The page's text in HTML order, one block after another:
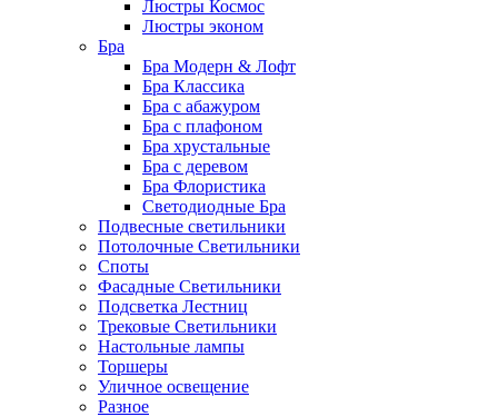
Люстры Космос
Люстры эконом
Бра
Бра Модерн & Лофт
Бра Классика
Бра с абажуром
Бра с плафоном
Бра хрустальные
Бра с деревом
Бра Флористика
Светодиодные Бра
Подвесные светильники
Потолочные Светильники
Споты
Фасадные Светильники
Подсветка Лестниц
Трековые Светильники
Настольные лампы
Торшеры
Уличное освещение
Разное